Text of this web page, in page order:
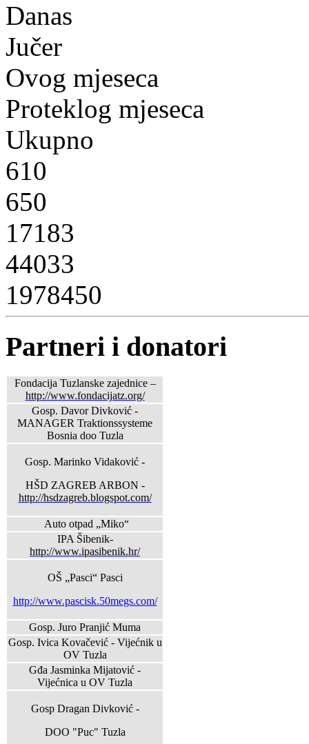
Danas
Jučer
Ovog mjeseca
Proteklog mjeseca
Ukupno
610
650
17183
44033
1978450
Partneri i donatori
Fondacija Tuzlanske zajednice –
http://www.fondacijatz.org/
Gosp. Davor Divković -
MANAGER Traktionssysteme
Bosnia doo Tuzla
Gosp. Marinko Vidaković -
HŠD ZAGREB ARBON -
http://hsdzagreb.blogspot.com/
Auto otpad „Miko“
IPA Šibenik-
http://www.ipasibenik.hr/
OŠ „Pasci“ Pasci
http://www.pascisk.50megs.com/
Gosp. Juro Pranjić Muma
Gosp. Ivica Kovačević - Vijećnik u
OV Tuzla
Gđa Jasminka Mijatović -
Vijećnica u OV Tuzla
Gosp Dragan Divković -
DOO "Puc" Tuzla